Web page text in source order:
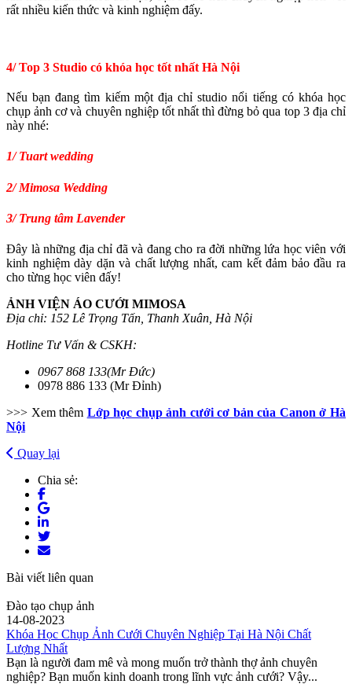
rất nhiều kiến thức và kinh nghiệm đấy.
4/ Top 3 Studio có khóa học tốt nhất Hà Nội
Nếu bạn đang tìm kiếm một địa chỉ studio nổi tiếng có khóa học
chụp ảnh cơ và chuyên nghiệp tốt nhất thì đừng bỏ qua top 3 địa chỉ
này nhé:
1/ Tuart wedding
2/ Mimosa Wedding
3/ Trung tâm Lavender
Đây là những địa chỉ đã và đang cho ra đời những lứa học viên với
kinh nghiệm dày dặn và chất lượng nhất, cam kết đảm bảo đầu ra
cho từng học viên đấy!
ẢNH VIỆN ÁO CƯỚI MIMOSA
Địa chỉ: 152 Lê Trọng Tấn, Thanh Xuân, Hà Nội
Hotline Tư Vấn & CSKH:
0967 868 133(Mr Đức)
0978 886 133 (Mr Đỉnh)
>>> Xem thêm Lớp học chụp ảnh cưới cơ bản của Canon ở Hà
Nội
Quay lại
Chia sẻ:
Bài viết liên quan
Đào tạo chụp ảnh
14-08-2023
Khóa Học Chụp Ảnh Cưới Chuyên Nghiệp Tại Hà Nội Chất
Lượng Nhất
Bạn là người đam mê và mong muốn trở thành thợ ảnh chuyên
nghiệp? Bạn muốn kinh doanh trong lĩnh vực ảnh cưới? Vậy...